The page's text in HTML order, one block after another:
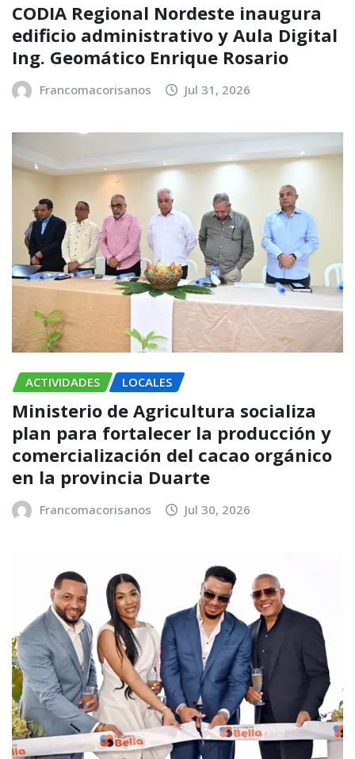
CODIA Regional Nordeste inaugura
edificio administrativo y Aula Digital
Ing. Geomático Enrique Rosario
Francomacorisanos Jul 31, 2026
ACTIVIDADES LOCALES
Ministerio de Agricultura socializa
plan para fortalecer la producción y
comercialización del cacao orgánico
en la provincia Duarte
Francomacorisanos Jul 30, 2026